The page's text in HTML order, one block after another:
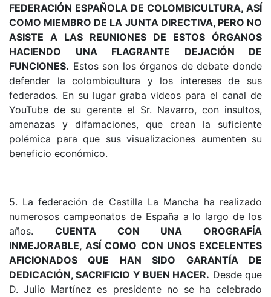
FEDERACIÓN ESPAÑOLA DE COLOMBICULTURA, ASÍ
COMO MIEMBRO DE LA JUNTA DIRECTIVA, PERO NO
ASISTE A LAS REUNIONES DE ESTOS ÓRGANOS
HACIENDO UNA FLAGRANTE DEJACIÓN DE
FUNCIONES. Estos son los órganos de debate donde
defender la colombicultura y los intereses de sus
federados. En su lugar graba videos para el canal de
YouTube de su gerente el Sr. Navarro, con insultos,
amenazas y difamaciones, que crean la suficiente
polémica para que sus visualizaciones aumenten su
beneficio económico.
5. La federación de Castilla La Mancha ha realizado
numerosos campeonatos de España a lo largo de los
años. CUENTA CON UNA OROGRAFÍA
INMEJORABLE, ASÍ COMO CON UNOS EXCELENTES
AFICIONADOS QUE HAN SIDO GARANTÍA DE
DEDICACIÓN, SACRIFICIO Y BUEN HACER. Desde que
D. Julio Martínez es presidente no se ha celebrado